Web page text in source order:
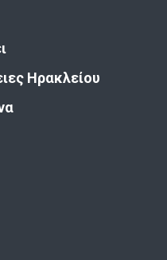
Ηρακλείου